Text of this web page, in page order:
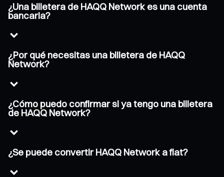
¿Una billetera de HAQQ Network es una cuenta
bancaria?
¿Por qué necesitas una billetera de HAQQ
Network?
¿Cómo puedo confirmar si ya tengo una billetera
de HAQQ Network?
¿Se puede convertir HAQQ Network a fiat?